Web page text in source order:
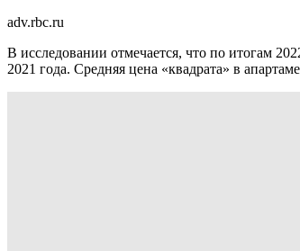
adv.rbc.ru
В исследовании отмечается, что по итогам
2021 года. Средняя цена «квадрата» в